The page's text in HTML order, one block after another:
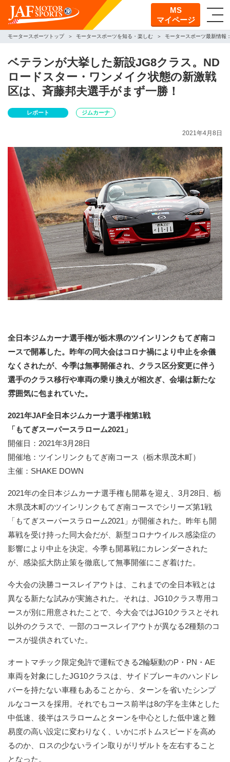
MS
マイページ
モータースポーツトップ モータースポーツを知る・楽しむ モータースポーツ最新情報
ベテランが大挙した新設JG8クラス。ND
ロードスター・ワンメイク状態の新激戦
区は、斉藤邦夫選手がまず一勝！
レポート ジムカーナ
2021年4月8日
全日本ジムカーナ選手権が栃木県のツインリンクもてぎ南コ
ースで開幕した。昨年の同大会はコロナ禍により中止を余儀
なくされたが、今季は無事開催され、クラス区分変更に伴う
選手のクラス移行や車両の乗り換えが相次ぎ、会場は新たな
雰囲気に包まれていた。
2021年JAF全日本ジムカーナ選手権第1戦
「もてぎスーパースラローム2021」
開催日：2021年3月28日
開催地：ツインリンクもてぎ南コース（栃木県茂木町）
主催：SHAKE DOWN
2021年の全日本ジムカーナ選手権も開幕を迎え、3月28日、栃
木県茂木町のツインリンクもてぎ南コースでシリーズ第1戦
「もてぎスーパースラローム2021」が開催された。昨年も開
幕戦を受け持った同大会だが、新型コロナウイルス感染症の
影響により中止を決定。今季も開幕戦にカレンダーされた
が、感染拡大防止策を徹底して無事開催にこぎ着けた。
今大会の決勝コースレイアウトは、これまでの全日本戦とは
異なる新たな試みが実施された。それは、JG10クラス専用コ
ースが別に用意されたことで、今大会ではJG10クラスとそれ
以外のクラスで、一部のコースレイアウトが異なる2種類のコ
ースが提供されていた。
オートマチック限定免許で運転できる2輪駆動のP・PN・AE
車両を対象にしたJG10クラスは、サイドブレーキのハンドレ
バーを持たない車種もあることから、ターンを省いたシンプ
ルなコースを採用。それでもコース前半は8の字を主体とした
中低速、後半はスラロームとターンを中心とした低中速と難
易度の高い設定に変わりなく、いかにボトムスピードを高め
るのか、ロスの少ないライン取りがリザルトを左右すること
となった。